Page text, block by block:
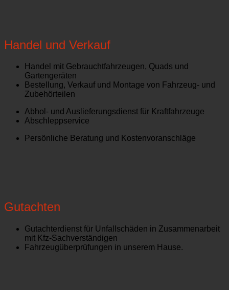
Handel und Verkauf
Handel mit Gebrauchtfahrzeugen, Quads und
Gartengeräten
Bestellung, Verkauf und Montage von Fahrzeug- und
Zubehörteilen
Abhol- und Auslieferungsdienst für Kraftfahrzeuge
Abschleppservice
Persönliche Beratung und Kostenvoranschläge
Gutachten
Gutachterdienst für Unfallschäden in Zusammenarbeit
mit Kfz-Sachverständigen
Fahrzeugüberprüfungen in unserem Hause.